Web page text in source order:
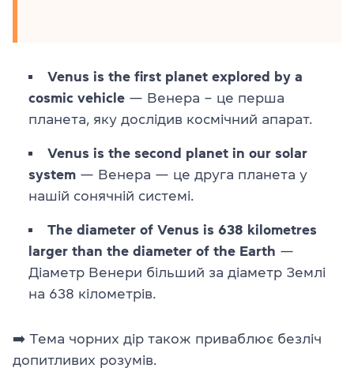
Venus is the first planet explored by a
cosmic vehicle — Венера – це перша
планета, яку дослідив космічний апарат.
Venus is the second planet in our solar
system — Венера — це друга планета у
нашій сонячній системі.
The diameter of Venus is 638 kilometres
larger than the diameter of the Earth —
Діаметр Венери більший за діаметр Землі
на 638 кілометрів.
➡️ Тема чорних дір також приваблює безліч
допитливих розумів.